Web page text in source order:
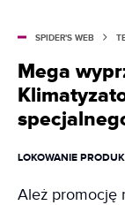
SPIDER'S WEB
Mega
LOKOWANIE
Ależ promocję